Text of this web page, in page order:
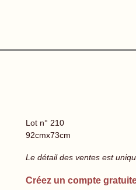
Lot n° 210
92cmx73cm
Le détail des ventes est
Créez un compte